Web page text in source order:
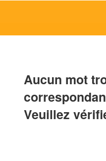
Aucun mot
Veuillez